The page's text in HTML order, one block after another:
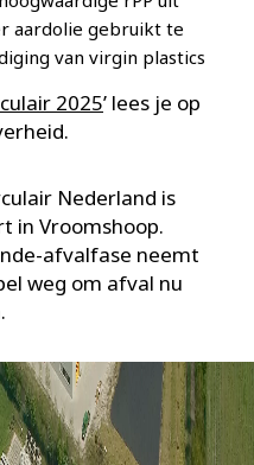
aardolie gebruikt te
van virgin plastics
2025’ lees je op
Nederland is
in Vroomshoop.
afvalfase neemt
weg om afval nu